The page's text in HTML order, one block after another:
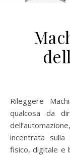
Rileggere Machiavelli? Sì, perché sembra che abbia
qualcosa da
incentrata
fisico, digitale e